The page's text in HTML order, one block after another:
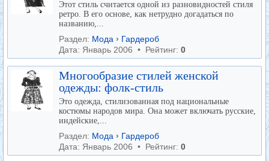
Этот стиль считается одной из разновидностей стиля
ретро. В его основе, как нетрудно догадаться по
названию,...
Раздел: Мода › Гардероб
Дата: Январь 2006 • Рейтинг: 0
Многообразие стилей женской
одежды: фолк-стиль
Это одежда, стилизованная под национальные
костюмы народов мира. Она может включать русские,
индейские,...
Раздел: Мода › Гардероб
Дата: Январь 2006 • Рейтинг: 0